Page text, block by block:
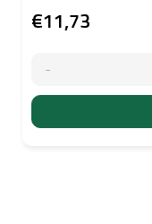
€11,73